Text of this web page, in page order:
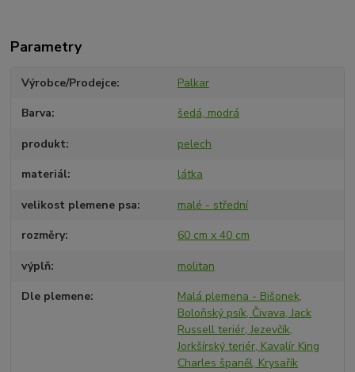
Parametry
Výrobce/Prodejce Palkar
Barva šedá, modrá
produkt pelech
materiál látka
velikost plemene psa malé - střední
rozměry 60 cm x 40 cm
výplň molitan
Dle plemene
Malá plemena - Bišonek,
Boloňský psík, Čivava, Jack
Russell teriér, Jezevčík,
Jorkšírský teriér, Kavalír King
Charles španěl, Krysařík